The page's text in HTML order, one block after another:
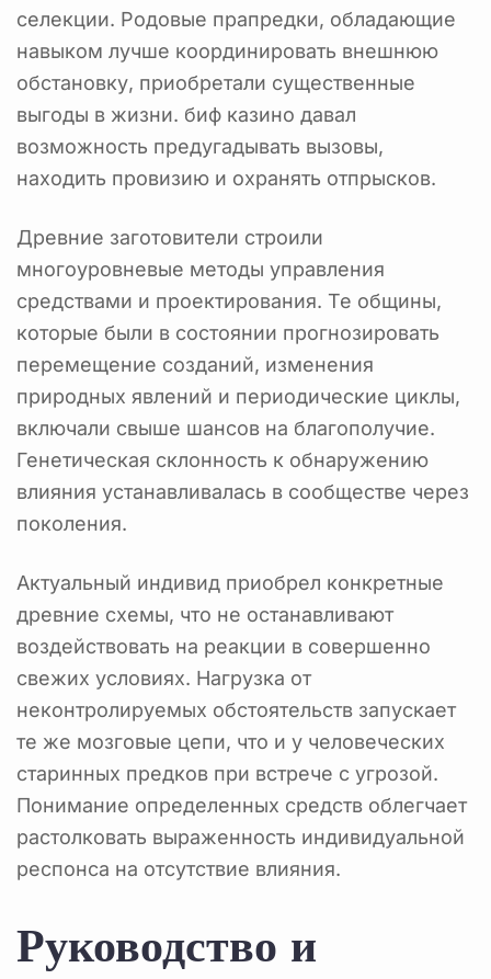
селекции. Родовые прапредки, обладающие
навыком лучше координировать внешнюю
обстановку, приобретали существенные
выгоды в жизни. биф казино давал
возможность предугадывать вызовы,
находить провизию и охранять отпрысков.
Древние заготовители строили
многоуровневые методы управления
средствами и проектирования. Те общины,
которые были в состоянии прогнозировать
перемещение созданий, изменения
природных явлений и периодические циклы,
включали свыше шансов на благополучие.
Генетическая склонность к обнаружению
влияния устанавливалась в сообществе через
поколения.
Актуальный индивид приобрел конкретные
древние схемы, что не останавливают
воздействовать на реакции в совершенно
свежих условиях. Нагрузка от
неконтролируемых обстоятельств запускает
те же мозговые цепи, что и у человеческих
старинных предков при встрече с угрозой.
Понимание определенных средств облегчает
растолковать выраженность индивидуальной
респонса на отсутствие влияния.
Руководство и